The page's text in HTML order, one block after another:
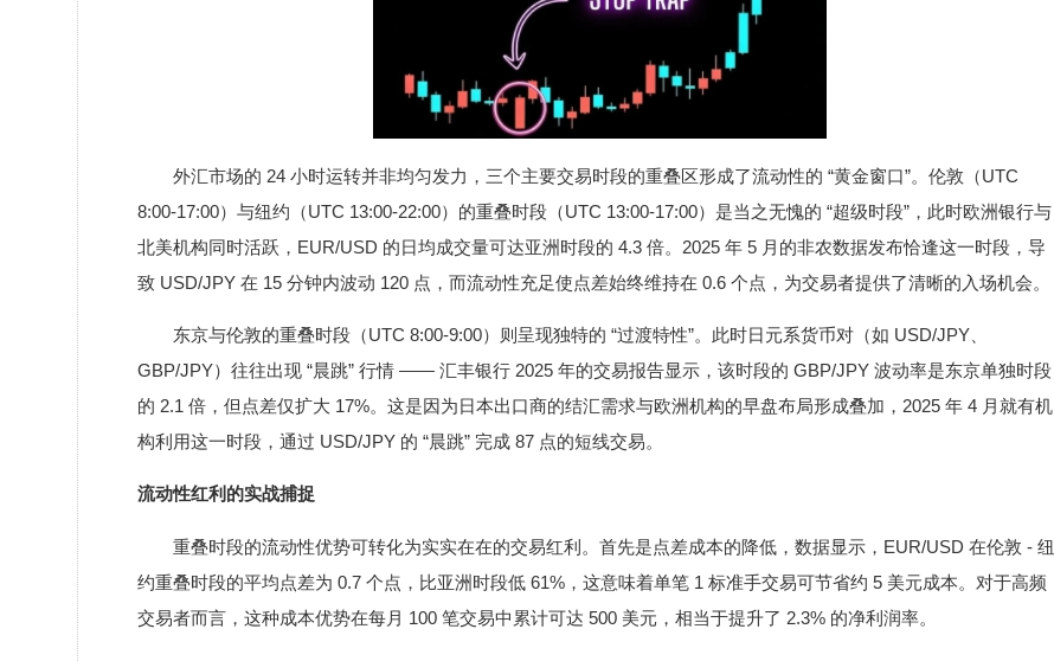
外汇市场的 24 小时运转并非均匀发力，三个主要交易时段的重叠区形成了流动性的 “黄金窗口”。伦敦（UTC
8:00-17:00）与纽约（UTC 13:00-22:00）的重叠时段（UTC 13:00-17:00）是当之无愧的 “超级时段”，此时欧洲银行与
北美机构同时活跃，EUR/USD 的日均成交量可达亚洲时段的 4.3 倍。2025 年 5 月的非农数据发布恰逢这一时段，导
致 USD/JPY 在 15 分钟内波动 120 点，而流动性充足使点差始终维持在 0.6 个点，为交易者提供了清晰的入场机会。
东京与伦敦的重叠时段（UTC 8:00-9:00）则呈现独特的 “过渡特性”。此时日元系货币对（如 USD/JPY、
GBP/JPY）往往出现 “晨跳” 行情 —— 汇丰银行 2025 年的交易报告显示，该时段的 GBP/JPY 波动率是东京单独时段
的 2.1 倍，但点差仅扩大 17%。这是因为日本出口商的结汇需求与欧洲机构的早盘布局形成叠加，2025 年 4 月就有机
构利用这一时段，通过 USD/JPY 的 “晨跳” 完成 87 点的短线交易。
流动性红利的实战捕捉
重叠时段的流动性优势可转化为实实在在的交易红利。首先是点差成本的降低，数据显示，EUR/USD 在伦敦 - 纽
约重叠时段的平均点差为 0.7 个点，比亚洲时段低 61%，这意味着单笔 1 标准手交易可节省约 5 美元成本。对于高频
交易者而言，这种成本优势在每月 100 笔交易中累计可达 500 美元，相当于提升了 2.3% 的净利润率。